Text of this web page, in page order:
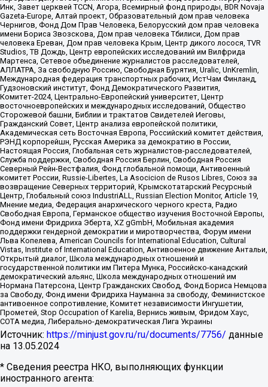
Инк, Завет церквей TCCN, Агора, Всемирный фонд природы, BDR Novaja
Gazeta-Europe, Алтай проект, Образовательный дом прав человека
Чернигов, Фонд Дом Прав Человека, Белорусский дом прав человека
имени Бориса Звозскова, Дом прав человека Тбилиси, Дом прав
человека Ереван, Дом прав человека Крым, Центр дикого лосося, TVR
Studios, ТВ Дождь, Центр европейских исследований им Вилфрида
Мартенса, Сетевое объединение журналистов расследователей,
АЛЛАТРА, За свободную Россию, Свободная Бурятия, Uralic, UnKremlin,
Международная федерация транспортных рабочих, ИстЧам Финланд,
Гудзоновский институт, Фонд Демократического Развития,
Комитет-2024, Центрально-Европейский университет, Центр
восточноевропейских и международных исследований, Общество
Сторожевой башни, Библии и трактатов Свидетелей Иеговы,
Гражданский Совет, Центр анализа европейской политики,
Академическая сеть Восточная Европа, Российский комитет действия,
РЭНД корпорейшн, Русская Америка за демократию в России,
Настоящая Россия, Глобальная сеть журналистов-расследователей,
Служба поддержки, Свободная Россия Берлин, Свободная Россия
Северный Рейн-Вестфалия, Фонд глобальной помощи, Антивоенный
комитет России, Russie-Libertes, La Asocicion de Rusos Libres, Союз за
возвращение Северных территорий, Крымскотатарский Ресурсный
Центр, Глобальный союз IndustriALL, Russian Election Monitor, Article 19,
Мнение медиа, Федерация анархического черного креста, Радио
Свободная Европа, Германское общество изучения Восточной Европы,
Фонд имени Фридриха Эберта, XZ gGmbH, Мобильная академия
поддержки гендерной демократии и миротворчества, Форум имени
Льва Копелева, American Councils for International Education, Cultural
Vistas, Institute of International Education, Антивоенное движение Антальи,
Открытый диалог, Школа международных отношений и
государственной политики им Питера Мунка, Российско-канадский
демократический альянс, Школа международных отношений им
Нормана Патерсона, Центр Гражданских Свобод, Фонд Бориса Немцова
за Свободу, Фонд имени Фридриха Науманна за свободу, Феминистское
антивоенное сопротивление, Комитет независимости Ингушетии,
Прометей, Stop Occupation of Karelia, Вернись живым, Фридом Хаус,
СОТА медиа, Либерально-демократическая Лига Украины
Источник: https://minjust.gov.ru/ru/documents/7756/ данные
на 13.05.2024
* Сведения реестра НКО, выполняющих функции
иностранного агента: